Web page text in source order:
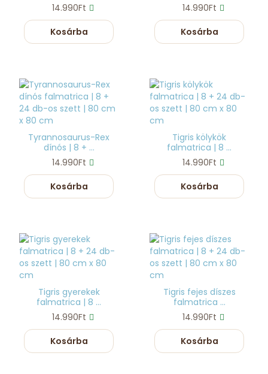
14.990Ft
Kosárba
14.990Ft
Kosárba
Tyrannosaurus-Rex
dínós | 8 + ...
14.990Ft
Kosárba
Tigris kölykök
falmatrica | 8 ...
14.990Ft
Kosárba
Tigris gyerekek
falmatrica | 8 ...
14.990Ft
Kosárba
Tigris fejes díszes
falmatrica ...
14.990Ft
Kosárba